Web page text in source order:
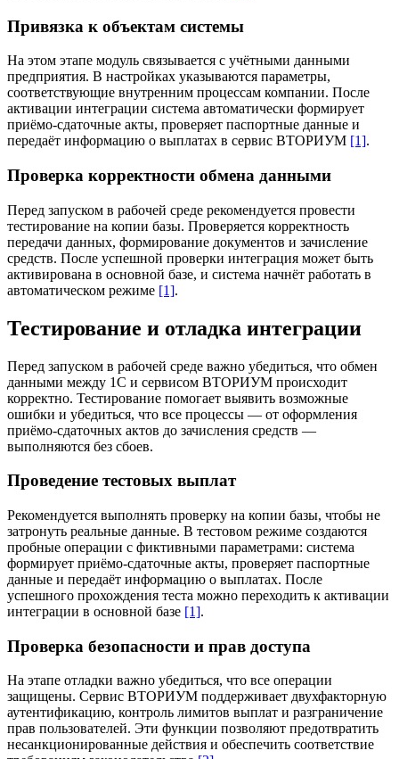
Привязка к объектам системы
На этом этапе модуль связывается с учётными данными
предприятия. В настройках указываются параметры,
соответствующие внутренним процессам компании. После
активации интеграции система автоматически формирует
приёмо‑сдаточные акты, проверяет паспортные данные и
передаёт информацию о выплатах в сервис ВТОРИУМ [1].
Проверка корректности обмена данными
Перед запуском в рабочей среде рекомендуется провести
тестирование на копии базы. Проверяется корректность
передачи данных, формирование документов и зачисление
средств. После успешной проверки интеграция может быть
активирована в основной базе, и система начнёт работать в
автоматическом режиме [1].
Тестирование и отладка интеграции
Перед запуском в рабочей среде важно убедиться, что обмен
данными между 1С и сервисом ВТОРИУМ происходит
корректно. Тестирование помогает выявить возможные
ошибки и убедиться, что все процессы — от оформления
приёмо‑сдаточных актов до зачисления средств —
выполняются без сбоев.
Проведение тестовых выплат
Рекомендуется выполнять проверку на копии базы, чтобы не
затронуть реальные данные. В тестовом режиме создаются
пробные операции с фиктивными параметрами: система
формирует приёмо‑сдаточные акты, проверяет паспортные
данные и передаёт информацию о выплатах. После
успешного прохождения теста можно переходить к активации
интеграции в основной базе [1].
Проверка безопасности и прав доступа
На этапе отладки важно убедиться, что все операции
защищены. Сервис ВТОРИУМ поддерживает двухфакторную
аутентификацию, контроль лимитов выплат и разграничение
прав пользователей. Эти функции позволяют предотвратить
несанкционированные действия и обеспечить соответствие